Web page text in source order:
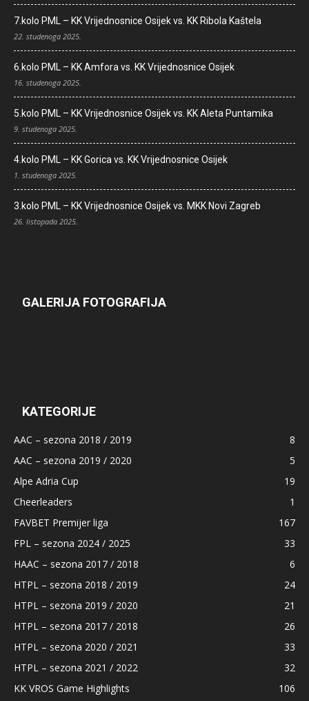
7.kolo PML – KK Vrijednosnice Osijek vs. KK Ribola Kaštela
22. studenoga 2025.
6.kolo PML – KK Amfora vs. KK Vrijednosnice Osijek
16. studenoga 2025.
5.kolo PML – KK Vrijednosnice Osijek vs. KK Aleta Puntamika
9. studenoga 2025.
4.kolo PML – KK Gorica vs. KK Vrijednosnice Osijek
1. studenoga 2025.
3.kolo PML – KK Vrijednosnice Osijek vs. MKK Novi Zagreb
26. listopada 2025.
GALERIJA FOTOGRAFIJA
KATEGORIJE
AAC – sezona 2018 / 2019
8
AAC – sezona 2019 / 2020
5
Alpe Adria Cup
19
Cheerleaders
1
FAVBET Premijer liga
167
FPL – sezona 2024 / 2025
33
HAAC – sezona 2017 / 2018
6
HTPL – sezona 2018 / 2019
24
HTPL – sezona 2019 / 2020
21
HTPL – sezona 2017 / 2018
26
HTPL – sezona 2020 / 2021
33
HTPL – sezona 2021 / 2022
32
KK VROS Game Highlights
106